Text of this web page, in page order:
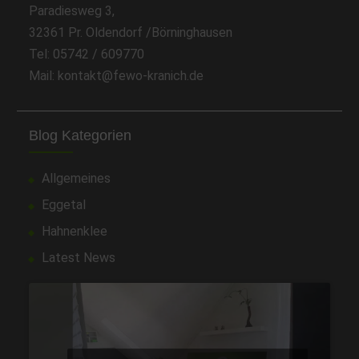
Paradiesweg 3,
32361 Pr. Oldendorf /Börninghausen
Tel: 05742 / 609770
Mail: kontakt@fewo-kranich.de
Blog Kategorien
Allgemeines
Eggetal
Hahnenklee
Latest News